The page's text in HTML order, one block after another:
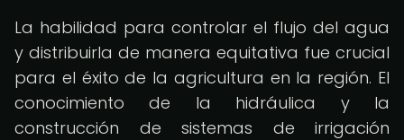
La habilidad para controlar el flujo del agua
y distribuirla de manera equitativa fue crucial
para el éxito de la agricultura en la región. El
conocimiento de la hidráulica y la
construcción de sistemas de irrigación